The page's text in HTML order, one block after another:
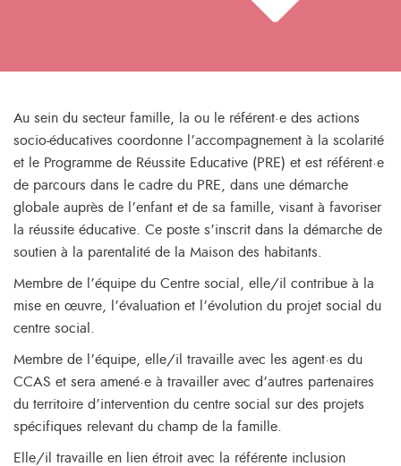
Au sein du secteur famille, la ou le référent·e des actions
socio-éducatives coordonne l’accompagnement à la scolarité
et le Programme de Réussite Educative (PRE) et est référent·e
de parcours dans le cadre du PRE, dans une démarche
globale auprès de l’enfant et de sa famille, visant à favoriser
la réussite éducative. Ce poste s’inscrit dans la démarche de
soutien à la parentalité de la Maison des habitants.
Membre de l’équipe du Centre social, elle/il contribue à la
mise en œuvre, l’évaluation et l’évolution du projet social du
centre social.
Membre de l’équipe, elle/il travaille avec les agent·es du
CCAS et sera amené·e à travailler avec d’autres partenaires
du territoire d’intervention du centre social sur des projets
spécifiques relevant du champ de la famille.
Elle/il travaille en lien étroit avec la référente inclusion